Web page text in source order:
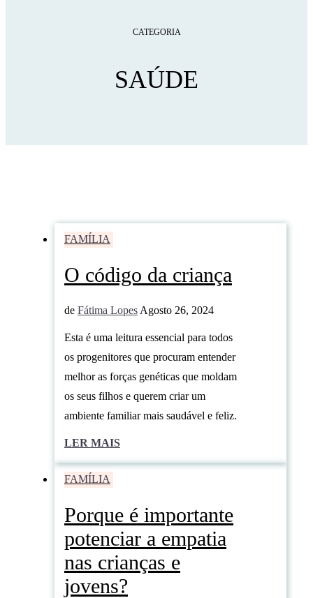
CATEGORIA
SAÚDE
FAMÍLIA
O código da criança
de Fátima Lopes Agosto 26, 2024
Esta é uma leitura essencial para todos
os progenitores que procuram entender
melhor as forças genéticas que moldam
os seus filhos e querem criar um
ambiente familiar mais saudável e feliz.
LER MAIS
FAMÍLIA
Porque é importante
potenciar a empatia
nas crianças e
jovens?